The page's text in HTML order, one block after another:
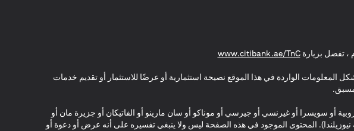
، تفضل بزيارةwww.citibank.ae/TnC
opens in a new tab
المعلومات الواردة في هذا الموقع نصيحة استثمارية أو عرضًا للاستثمار أو تقديم خدمات
مسبق.
أو سويسرا أو غيرنسي أو جيرسي أو موناكو أو سان مارينو أو الفاتيكان أو جزيرة مان أو
نيوزيلندا). المحتوى الموجود في هذه الصفحة ليس ولا ينبغي تفسيره على أنه عرض أو دعوة أو